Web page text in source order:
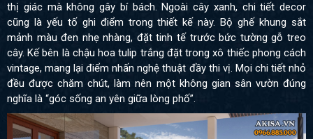
thị giác mà không gây bí bách. Ngoài cây xanh, chi tiết decor
cũng là yếu tố ghi điểm trong thiết kế này. Bộ ghế khung sắt
mảnh màu đen nhẹ nhàng, đặt tinh tế trước bức tường gỗ treo
cây. Kế bên là chậu hoa tulip trắng đặt trong xô thiếc phong cách
vintage, mang lại điểm nhấn nghệ thuật đầy thi vị. Mọi chi tiết nhỏ
đều được chăm chút, làm nên một không gian sân vườn đúng
nghĩa là “góc sống an yên giữa lòng phố”.